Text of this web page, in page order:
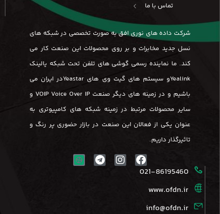
تماس با ما
شرکت داده های نوری افق به صورت تخصصی در شبکه های
نسل جدید مخابرات و بر روی محصولات این صنعت کار می
کند. ما نماینده رسمی گوشی های تلفن تحت شبکه یالینک
Yealinkو سیستم های گیت وی های Yeastarدر ایران می
باشیم و در زمینه های دیگر صنعت VOIP Voice Over IP و
سایر محصولات مرتبط در زمینه شبکه های کامپیوتری به
عنوان یکی از فعالان این صنعت در بازار حضوری پر رنگ و
تاثیرگذار داریم.
021-86195460
www.ofdn.ir
info@ofdn.ir